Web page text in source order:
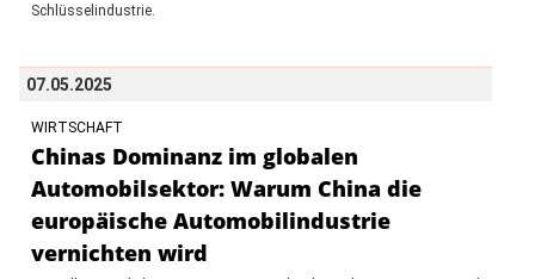
Schlüsselindustrie.
07.05.2025
WIRTSCHAFT
Chinas Dominanz im globalen
Automobilsektor: Warum China die
europäische Automobilindustrie
vernichten wird